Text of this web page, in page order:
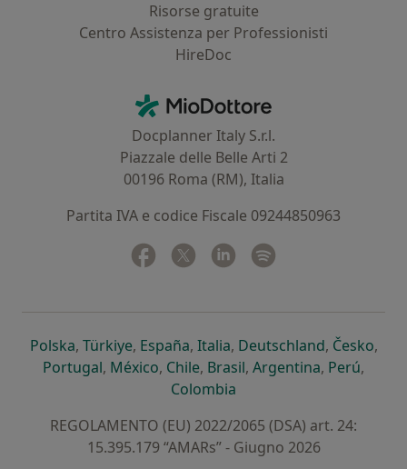
Risorse gratuite
Centro Assistenza per Professionisti
HireDoc
MioDottore - Homepage
Docplanner Italy S.r.l.
Piazzale delle Belle Arti 2
00196 Roma (RM), Italia
Partita IVA e codice Fiscale 09244850963
Facebook
si apre in una nuova scheda
Twitter
si apre in una nuova scheda
Linkedin
si apre in una nuova
Polskasi apre in una nuova scheda
, Türkiyesi apre in una nuova scheda
, Españasi apre in una nuova scheda
, Italiasi apre in una nuova
, Deutschlandsi apre in
, Českosi
,
Portugalsi apre in una nuova scheda
, Méxicosi apre in una nuova scheda
, Chilesi apre in una nuova scheda
, Brasilsi apre in una nuova
, Argentinasi apre in
, Perúsi
,
Colombia
REGOLAMENTO (EU) 2022/2065 (DSA) art. 24:
15.395.179 “AMARs” - Giugno 2026